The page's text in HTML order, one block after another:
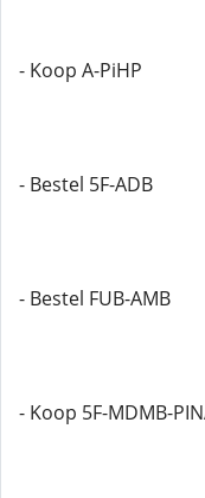
- Koop A-PiHP
- Bestel 5F-ADB
- Bestel FUB-AMB
- Koop 5F-MDMB-